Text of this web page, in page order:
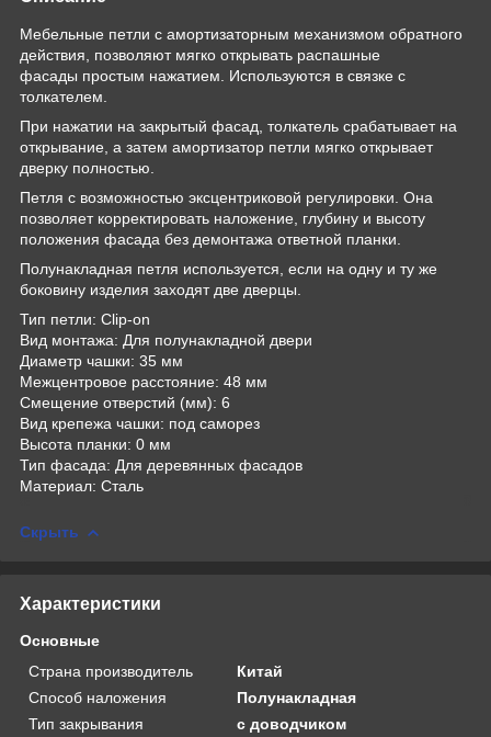
Мебельные петли с амортизаторным механизмом обратного
действия, позволяют мягко открывать распашные
фасады простым нажатием. Используются в связке с
толкателем.
При нажатии на закрытый фасад, толкатель срабатывает на
открывание, а затем амортизатор петли мягко открывает
дверку полностью.
Петля с возможностью эксцентриковой регулировки. Она
позволяет корректировать наложение, глубину и высоту
положения фасада без демонтажа ответной планки.
Полунакладная петля используется, если на одну и ту же
боковину изделия заходят две дверцы.
Тип петли: Clip-on
Вид монтажа: Для полунакладной двери
Диаметр чашки: 35 мм
Межцентровое расстояние: 48 мм
Смещение отверстий (мм): 6
Вид крепежа чашки: под саморез
Высота планки: 0 мм
Тип фасада: Для деревянных фасадов
Материал: Сталь
Скрыть
Характеристики
Основные
Страна производитель
Китай
Способ наложения
Полунакладная
Тип закрывания
с доводчиком